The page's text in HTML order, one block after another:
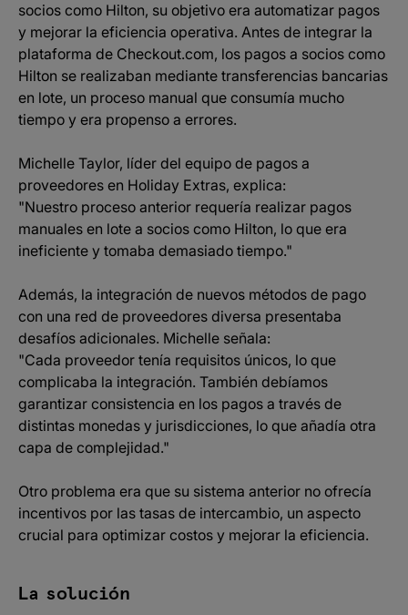
socios como Hilton, su objetivo era automatizar pagos
y mejorar la eficiencia operativa. Antes de integrar la
plataforma de Checkout.com, los pagos a socios como
Hilton se realizaban mediante transferencias bancarias
en lote, un proceso manual que consumía mucho
tiempo y era propenso a errores.
Michelle Taylor, líder del equipo de pagos a
proveedores en Holiday Extras, explica:
"Nuestro proceso anterior requería realizar pagos
manuales en lote a socios como Hilton, lo que era
ineficiente y tomaba demasiado tiempo."
Además, la integración de nuevos métodos de pago
con una red de proveedores diversa presentaba
desafíos adicionales. Michelle señala:
"Cada proveedor tenía requisitos únicos, lo que
complicaba la integración. También debíamos
garantizar consistencia en los pagos a través de
distintas monedas y jurisdicciones, lo que añadía otra
capa de complejidad."
Otro problema era que su sistema anterior no ofrecía
incentivos por las tasas de intercambio, un aspecto
crucial para optimizar costos y mejorar la eficiencia.
La solución